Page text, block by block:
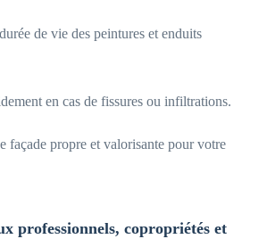
de vie des peintures et enduits
en cas de fissures ou infiltrations.
façade propre et valorisante pour votre
professionnels, copropriétés et